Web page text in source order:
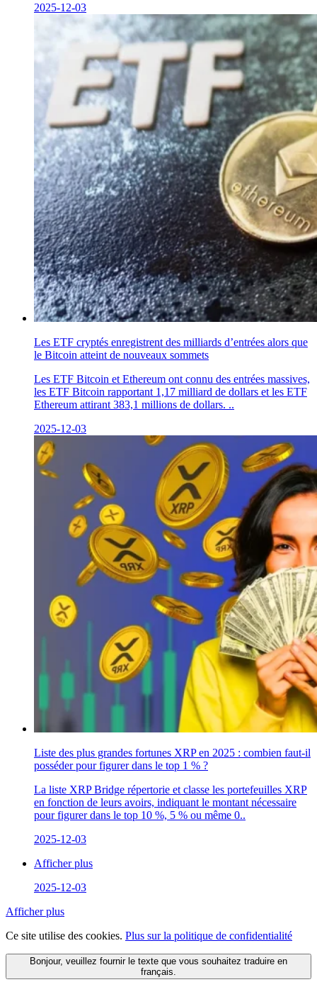
2025-12-03
Les ETF cryptés enregistrent des milliards d’entrées alors que
le Bitcoin atteint de nouveaux sommets
Les ETF Bitcoin et Ethereum ont connu des entrées massives,
les ETF Bitcoin rapportant 1,17 milliard de dollars et les ETF
Ethereum attirant 383,1 millions de dollars. ..
2025-12-03
Liste des plus grandes fortunes XRP en 2025 : combien faut-il
posséder pour figurer dans le top 1 % ?
La liste XRP Bridge répertorie et classe les portefeuilles XRP
en fonction de leurs avoirs, indiquant le montant nécessaire
pour figurer dans le top 10 %, 5 % ou même 0..
2025-12-03
Afficher plus
2025-12-03
Afficher plus
Ce site utilise des cookies. Plus sur la politique de confidentialité
Bonjour, veuillez fournir le texte que vous souhaitez traduire en
français.